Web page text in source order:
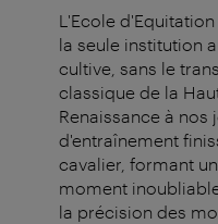
L'Ecole
la seule institution
cultive, sans le
classique de la
Renaissance à nos
d'entraînement
cavalier, formant
moment
la précision des